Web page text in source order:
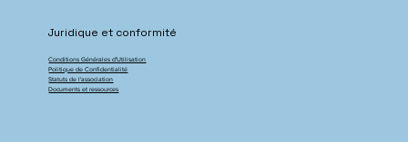
Juridique et conformité
Conditions Générales d'Utilisation
Politique de Confidentialité
Statuts de l'association
Documents et ressources